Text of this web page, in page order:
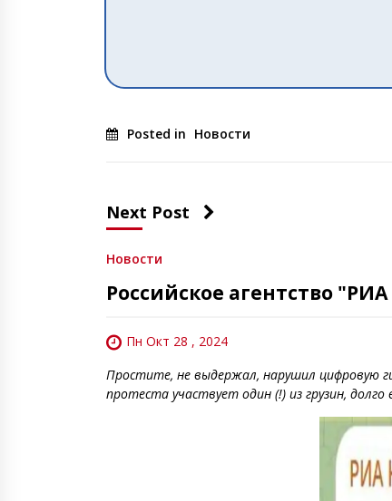
Posted in Новости
Next Post
Новости
Российское агентство
Пн Окт 28 , 2024
Простите, не выдержал, нарушил цифровую
протеста участвует один (!) из грузин,